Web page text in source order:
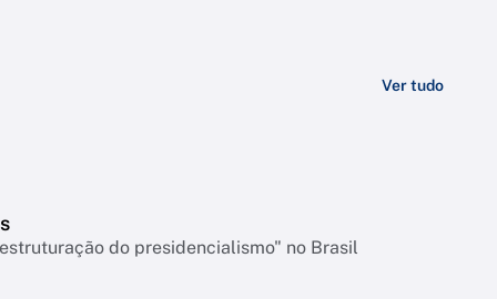
Ver tudo
do presidencialismo" no Brasil